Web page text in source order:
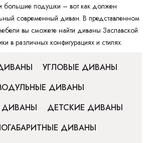
большие подушки – вот как должен
современный диван. В представленном
вы сможете найти диваны Заславской
в различных конфигурациях и стилях.
УГЛОВЫЕ ДИВАНЫ
ДИВАНЫ
ДИВАНЫ
ДЕТСКИЕ ДИВАНЫ
ДИВАНЫ